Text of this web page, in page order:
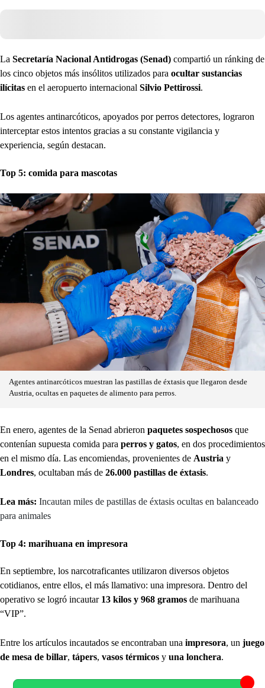
La Secretaría Nacional Antidrogas (Senad) compartió un ránking de
los cinco objetos más insólitos utilizados para ocultar sustancias
ilícitas en el aeropuerto internacional Silvio Pettirossi.
Los agentes antinarcóticos, apoyados por perros detectores, lograron
interceptar estos intentos gracias a su constante vigilancia y
experiencia, según destacan.
Top 5: comida para mascotas
Agentes antinarcóticos muestran las pastillas de éxtasis que llegaron desde
Austria, ocultas en paquetes de alimento para perros.
En enero, agentes de la Senad abrieron paquetes sospechosos que
contenían supuesta comida para perros y gatos, en dos procedimientos
en el mismo día. Las encomiendas, provenientes de Austria y
Londres, ocultaban más de 26.000 pastillas de éxtasis.
Lea más: Incautan miles de pastillas de éxtasis ocultas en balanceado
para animales
Top 4: marihuana en impresora
En septiembre, los narcotraficantes utilizaron diversos objetos
cotidianos, entre ellos, el más llamativo: una impresora. Dentro del
operativo se logró incautar 13 kilos y 968 gramos de marihuana
“VIP”.
Entre los artículos incautados se encontraban una impresora, un juego
de mesa de billar, tápers, vasos térmicos y una lonchera.